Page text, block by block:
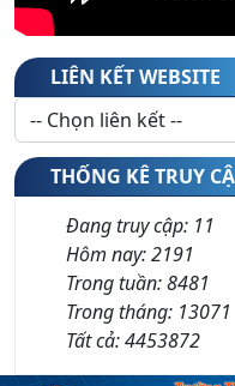
LIÊN KẾT WEBSITE
THỐNG KÊ TRUY
Đang truy cập: 11
Hôm nay:2191
Trong tuần:8481
Trong tháng: 13071
Tất cả:4453872